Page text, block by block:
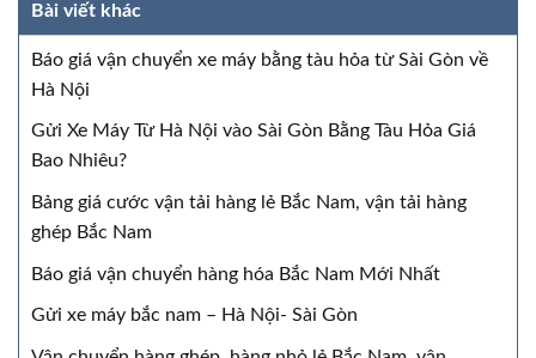
Bài viết khác
Báo giá vận chuyển xe máy bằng tàu hỏa từ Sài Gòn về
Hà Nội
Gửi Xe Máy Từ Hà Nội vào Sài Gòn Bằng Tàu Hỏa Giá
Bao Nhiêu?
Bảng giá cước vận tải hàng lẻ Bắc Nam, vận tải hàng
ghép Bắc Nam
Báo giá vận chuyển hàng hóa Bắc Nam Mới Nhất
Gửi xe máy bắc nam – Hà Nội- Sài Gòn